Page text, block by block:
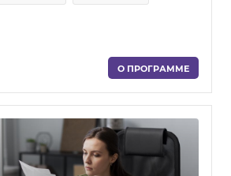
О ПРОГРАММЕ